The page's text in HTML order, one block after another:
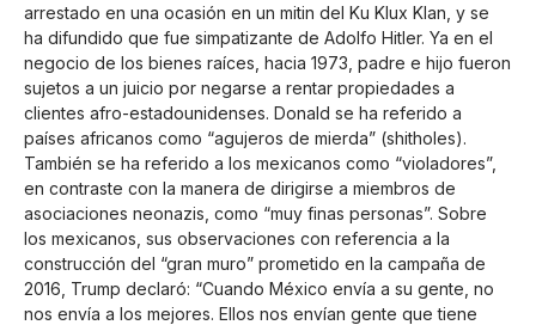
arrestado en una ocasión en un mitin del Ku Klux Klan, y se
ha difundido que fue simpatizante de Adolfo Hitler. Ya en el
negocio de los bienes raíces, hacia 1973, padre e hijo fueron
sujetos a un juicio por negarse a rentar propiedades a
clientes afro-estadounidenses. Donald se ha referido a
países africanos como “agujeros de mierda” (shitholes).
También se ha referido a los mexicanos como “violadores”,
en contraste con la manera de dirigirse a miembros de
asociaciones neonazis, como “muy finas personas”. Sobre
los mexicanos, sus observaciones con referencia a la
construcción del “gran muro” prometido en la campaña de
2016, Trump declaró: “Cuando México envía a su gente, no
nos envía a los mejores. Ellos nos envían gente que tiene